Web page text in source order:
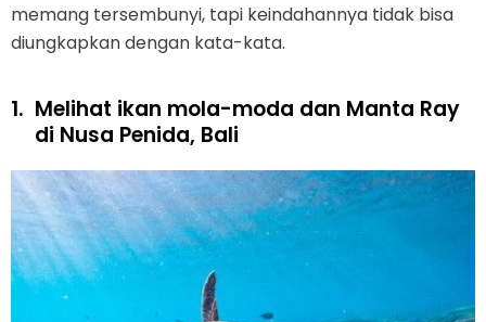
memang tersembunyi, tapi keindahannya tidak bisa
diungkapkan dengan kata-kata.
1. Melihat ikan mola-moda dan Manta Ray
di Nusa Penida, Bali